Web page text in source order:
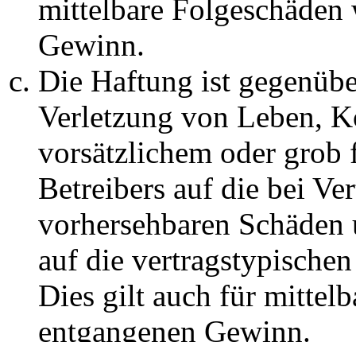
mittelbare Folgeschäden
Gewinn.
Die Haftung ist
Verletzung von Leben,
vorsätzlichem oder grob
Betreibers auf die bei
vorhersehbaren
auf die
Dies gilt auch für
entgangenen Gewinn.